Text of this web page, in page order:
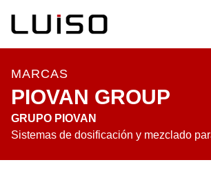
MARCAS
PIOVAN GROUP
GRUPO PIOVAN
Sistemas de dosificación y mezclado